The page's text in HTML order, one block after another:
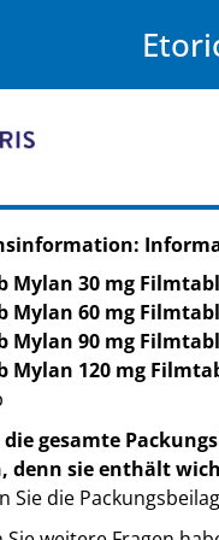
Mylan 30 mg
Mylan 60 mg
Mylan 90 mg
Mylan 120 mg
die gesamte
denn sie enthält
Sie die